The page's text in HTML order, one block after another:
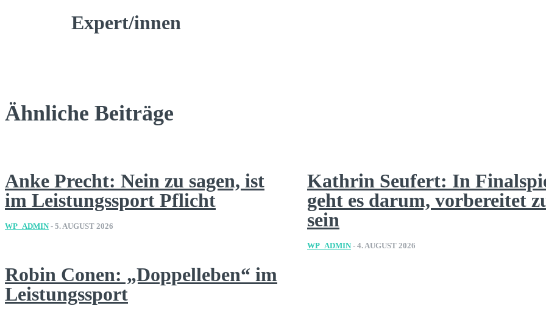
Expert/innen
Ähnliche Beiträge
Anke Precht: Nein zu sagen, ist
im Leistungssport Pflicht
WP_ADMIN - 5. AUGUST 2026
Kathrin Seufert: In
geht es darum, vorbereitet
sein
WP_ADMIN - 4. AUGUST 2026
Robin Conen: „Doppelleben“ im
Leistungssport